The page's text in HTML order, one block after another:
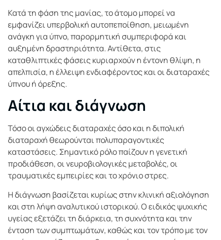
Κατά τη φάση της μανίας, το άτομο μπορεί να
εμφανίζει υπερβολική αυτοπεποίθηση, μειωμένη
ανάγκη για ύπνο, παρορμητική συμπεριφορά και
αυξημένη δραστηριότητα. Αντίθετα, στις
καταθλιπτικές φάσεις κυριαρχούν η έντονη θλίψη, η
απελπισία, η έλλειψη ενδιαφέροντος και οι διαταραχές
ύπνου ή όρεξης.
Αίτια και διάγνωση
Τόσο οι αγχώδεις διαταραχές όσο και η διπολική
διαταραχή θεωρούνται πολυπαραγοντικές
καταστάσεις. Σημαντικό ρόλο παίζουν η γενετική
προδιάθεση, οι νευροβιολογικές μεταβολές, οι
τραυματικές εμπειρίες και το χρόνιο στρες.
Η διάγνωση βασίζεται κυρίως στην κλινική αξιολόγηση
και στη λήψη αναλυτικού ιστορικού. Ο ειδικός ψυχικής
υγείας εξετάζει τη διάρκεια, τη συχνότητα και την
ένταση των συμπτωμάτων, καθώς και τον τρόπο με τον